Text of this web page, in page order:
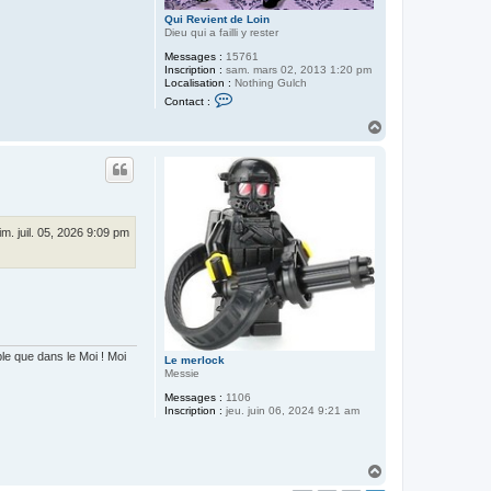
Qui Revient de Loin
Dieu qui a failli y rester
Messages : 15761
Inscription : sam. mars 02, 2013 1:20 pm
Localisation : Nothing Gulch
Contact :
c
t
e
r
Q
u
i
R
e
v
i
e
n
t
d
i
n
Le merlock
Messie
Messages : 1106
Inscription : jeu. juin 06, 2024 9:21 am
juil. 05, 2026 9:09 pm
que dans le Moi ! Moi